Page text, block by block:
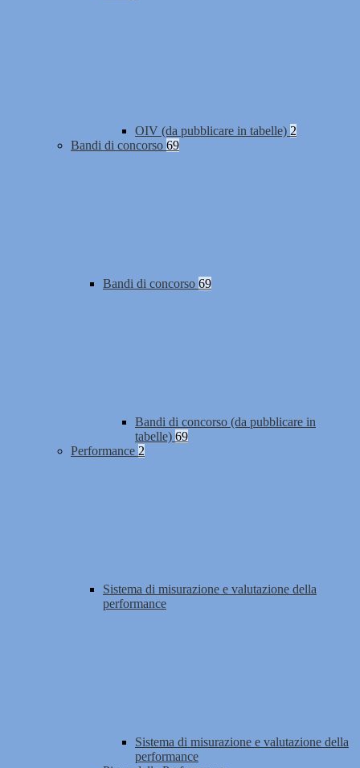
OIV (da pubblicare in tabelle) 2
Bandi di concorso 69
Bandi di concorso 69
Bandi di concorso (da pubblicare in
tabelle) 69
Performance 2
Sistema di misurazione e valutazione della
performance
Sistema di misurazione e valutazione della
performance